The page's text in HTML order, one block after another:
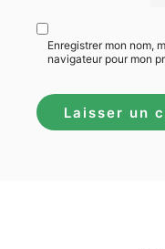
Enregistrer mon nom,
navigateur pour mon